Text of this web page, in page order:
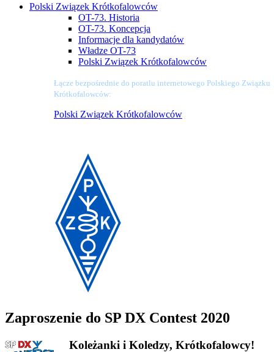
Polski Związek Krótkofalowców
OT-73. Historia
OT-73. Koncepcja
Informacje dla kandydatów
Władze OT-73
Polski Związek Krótkofalowców
Łącze bezpośrednie do poratlu internetowego Polskiego Związku
Krótkofalowców:
Polski Związek Krótkofalowców
Zaproszenie do SP DX Contest 2020
Koleżanki i Koledzy, Krótkofalowcy!